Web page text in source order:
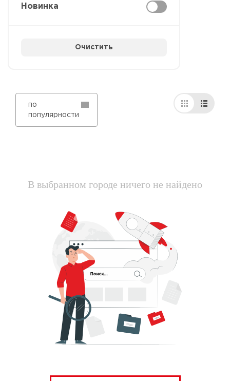
Новинка
Очистить
по
популярности
В выбранном городе ничего не найдено